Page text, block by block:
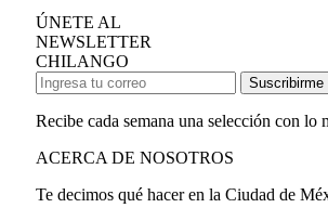
ÚNETE AL
NEWSLETTER
CHILANGO
Suscribirme
Recibe cada semana una selección con
ACERCA DE NOSOTROS
Te decimos qué hacer en la Ciudad de